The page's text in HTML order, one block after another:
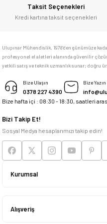
Bosch marka alet alacaksam kesinlikle
adresim Ulupınar.com.tr
memnun kaldım
Deneyimini Paylaş
Taksit Seçenekleri
Kredi kartına taksit seçenekleri
Ulupınar Mühendislik, 1978'den günümüze
profesyonel el aletleri alanında güvenilir
yetkili satış ve teknik uzmanlık sunar; doğru
Bize Ulaşın
0378 227 4390
Bize Yazın
Bize hafta içi : 08:30 - 18:30, saatleri
Bizi Takip Et!
Sosyal Medya hesaplarımızı takip edin!
Kurumsal
Alışveriş